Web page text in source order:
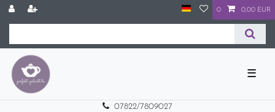
0 0,00 EUR
☰
07822/7809027